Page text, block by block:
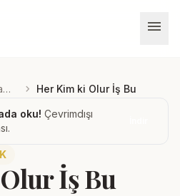
menu
Süleyman Şahintürk chevron_right Her Kim ki Olur İş Bu
oku! Çevrimdışı
İş Bu